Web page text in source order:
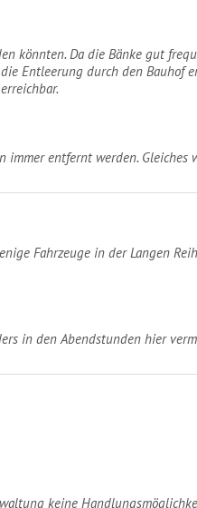
könnten. Da die Bänke gut
Entleerung durch den Bauhof
entfernt werden.
Fahrzeuge in der Langen
in den Abendstunden hier
keine